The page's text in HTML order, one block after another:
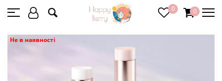
0 0
Не в наявності